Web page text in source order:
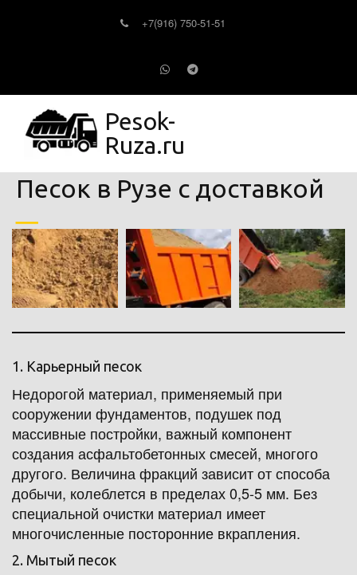
+7(916) 750-51-51
Pesok-
Ruza.ru
Песок в Рузе с доставкой
1. Карьерный песок
Недорогой материал, применяемый при
сооружении фундаментов, подушек под
массивные постройки, важный компонент
создания асфальтобетонных смесей, многого
другого. Величина фракций зависит от способа
добычи, колеблется в пределах 0,5-5 мм. Без
специальной очистки материал имеет
многочисленные посторонние вкрапления.
2. Мытый песок